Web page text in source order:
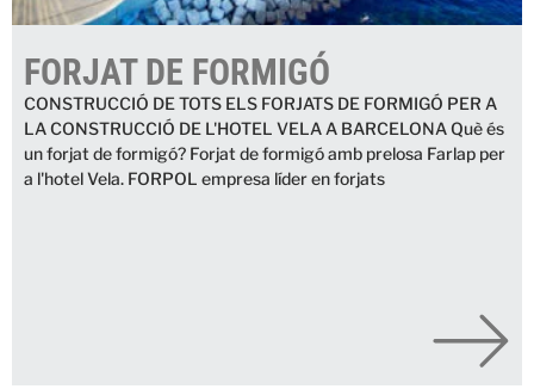
FORJAT DE FORMIGÓ
CONSTRUCCIÓ DE TOTS ELS FORJATS DE FORMIGÓ PER A
LA CONSTRUCCIÓ DE L'HOTEL VELA A BARCELONA Què és
un forjat de formigó? Forjat de formigó amb prelosa Farlap per
a l'hotel Vela. FORPOL empresa líder en forjats